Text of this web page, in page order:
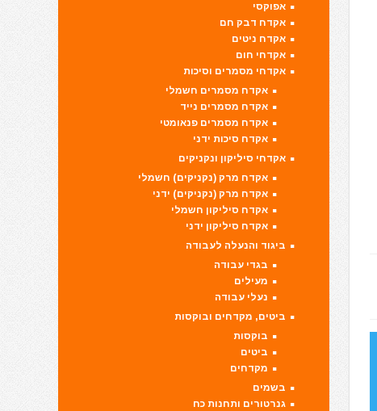
אפוקסי
אקדח דבק חם
אקדח ניטים
אקדחי חום
אקדחי מסמרים וסיכות
אקדח מסמרים חשמלי
אקדח מסמרים נייד
אקדח מסמרים פנאומטי
אקדח סיכות ידני
אקדחי סיליקון ונקניקים
אקדח מרק (נקניקים) חשמלי
אקדח מרק (נקניקים) ידני
אקדח סיליקון חשמלי
אקדח סיליקון ידני
ביגוד והנעלה לעבודה
בגדי עבודה
מעילים
נעלי עבודה
ביטים, מקדחים ובוקסות
בוקסות
ביטים
מקדחים
בשמים
גנרטורים ותחנות כח